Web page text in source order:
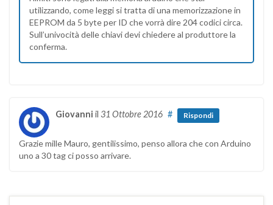
utilizzando, come leggi si tratta di una memorizzazione in
EEPROM da 5 byte per ID che vorrà dire 204 codici circa.
Sull’univocità delle chiavi devi chiedere al produttore la
conferma.
Giovanni il 31 Ottobre 2016 # Rispondi
Grazie mille Mauro, gentilissimo, penso allora che con Arduino
uno a 30 tag ci posso arrivare.